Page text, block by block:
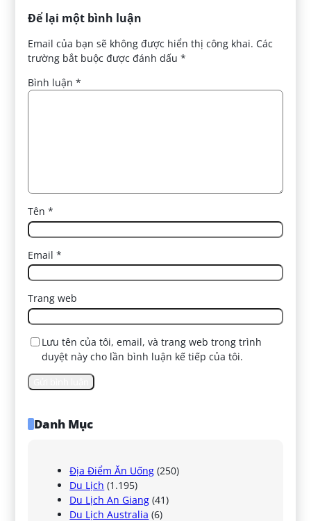
Để lại một bình luận
Email của bạn sẽ không được hiển thị công khai. Các
trường bắt buộc được đánh dấu*
Bình luận*
Tên*
Email*
Trang web
Lưu tên của tôi, email, và trang web trong trình
duyệt này cho lần bình luận kế tiếp của tôi.
Danh Mục
Địa Điểm Ăn Uống (250)
Du Lịch (1.195)
Du Lịch An Giang (41)
Du Lịch Australia (6)